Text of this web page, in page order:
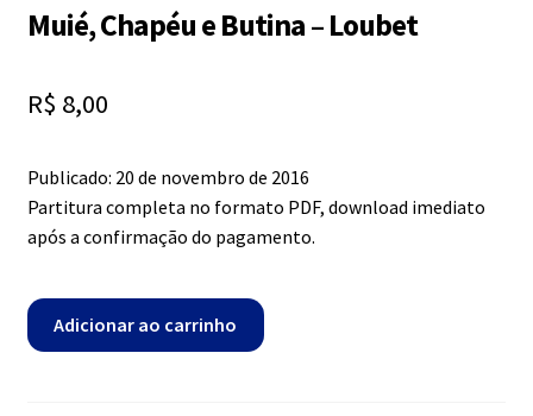
Dúvidas
Mapa do site
Muié, Chapéu e Butina – Loubet
R$ 8,00
Publicado: 20 de novembro de 2016
Partitura completa no formato PDF, download imediato
após a confirmação do pagamento.
Muié,
Chapéu
Adicionar ao carrinho